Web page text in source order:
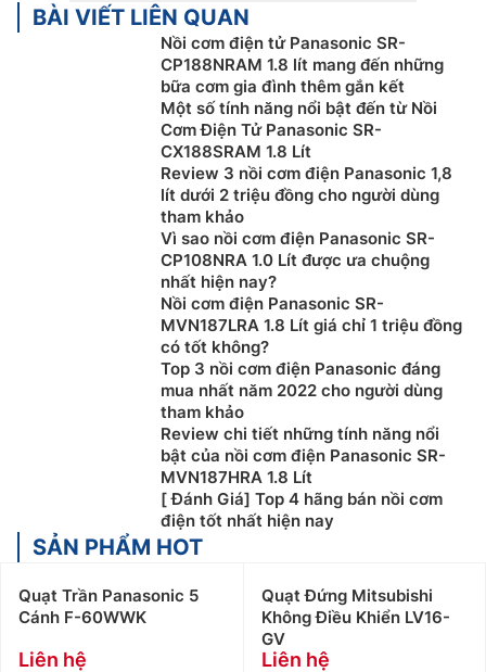
thuận tiện, bằng tiền mặt, Sec hoặc chuyển khoản
Để được tư vấn miễn phí, hỗ trợ kỹ thuật, hướng
dẫn sử dụng quý khách hàng vui lòng liên hệ:
Khách hàng là nhà thầu, Xây dựng công trình lớn
muốn hỗ trợ về thiết kế, tư vấn về kỹ thuật cũng
như cần kỹ thuật viên thi công lắp đặt tại công
trình vui lòng Liên Hệ: 0919876633– 0983616996
Khách hàng ở Khu vực Ninh Bình xin vui lòng liên
hệ: 0912339019
Khách hàng ở Khu vực Vĩnh Phúc xin vui lòng liên
hệ: 0982067318
Khách hàng ở Khu vực Bắc Giang xin vui lòng liên
hệ: 0983666996
BÀI VIẾT LIÊN QUAN
Nồi cơm điện tử Panasonic SR-
CP188NRAM 1.8 lít mang đến những
bữa cơm gia đình thêm gắn kết
Một số tính năng nổi bật đến từ Nồi
Cơm Điện Tử Panasonic SR-
CX188SRAM 1.8 Lít
Review 3 nồi cơm điện Panasonic 1,8
lít dưới 2 triệu đồng cho người dùng
tham khảo
Vì sao nồi cơm điện Panasonic SR-
CP108NRA 1.0 Lít được ưa chuộng
nhất hiện nay?
Nồi cơm điện Panasonic SR-
MVN187LRA 1.8 Lít giá chỉ 1 triệu đồng
có tốt không?
Top 3 nồi cơm điện Panasonic đáng
mua nhất năm 2022 cho người dùng
tham khảo
Review chi tiết những tính năng nổi
bật của nồi cơm điện Panasonic SR-
MVN187HRA 1.8 Lít
[ Đánh Giá] Top 4 hãng bán nồi cơm
điện tốt nhất hiện nay
SẢN PHẨM HOT
Quạt Trần Panasonic 5
Cánh F-60WWK
Liên hệ
Quạt Đứng Mitsubishi
Không Điều Khiển LV16-
GV
Liên hệ